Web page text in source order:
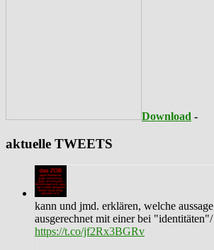
Download -
aktuelle TWEETS
kann und jmd. erklären, welche aussage
ausgerechnet mit einer bei "identitäten"/
https://t.co/jf2Rx3BGRv